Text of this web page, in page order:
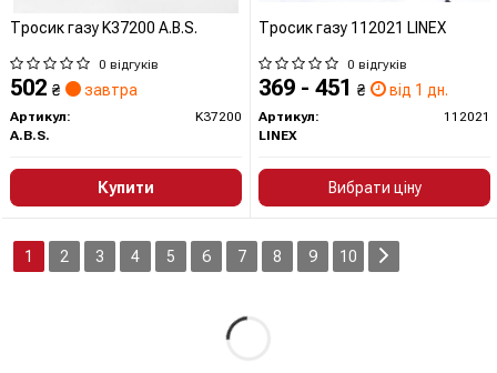
Тросик газу K37200 A.B.S.
0 відгуків
502 ₴ завтра
Артикул:
K37200
A.B.S.
Купити
Тросик газу 112021 LINEX
0 відгуків
369 - 451 ₴ від 1 дн.
Артикул:
112021
LINEX
Вибрати ціну
1 2 3 4 5 6 7 8 9 10